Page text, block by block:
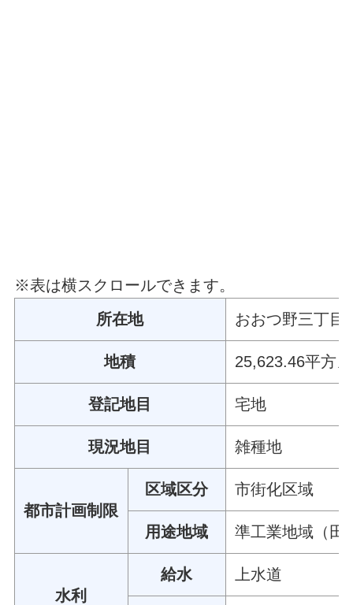
※表は横スクロールできます。
所在地
おおつ野三丁目
地積 25,623.46平方
登記地目 宅地
現況地目 雑種地
都市計画制限
区域区分 市街化区域
用途地域 準工業地域（田
水利
給水 上水道